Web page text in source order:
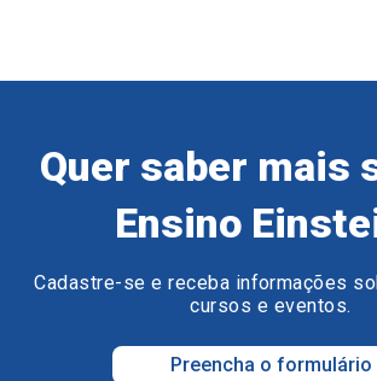
Quer saber mais
Ensino
Cadastre-se e receba informações
cursos e eventos.
Preencha o formulário